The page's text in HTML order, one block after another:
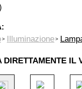
Illuminazione
DIRETTAMENTE IL